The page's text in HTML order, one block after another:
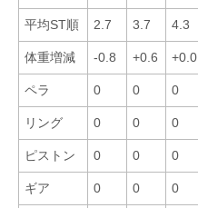
平均ST順 2.7 3.7 4.3
体重増減 -0.8 +0.6 +0.0
ペラ 0 0 0
リング 0 0 0
ピストン 0 0 0
ギア 0 0 0